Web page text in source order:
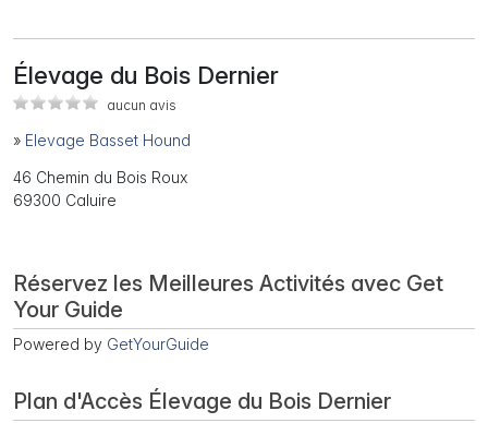
Élevage du Bois Dernier
aucun avis
» Elevage Basset Hound
46 Chemin du Bois Roux
69300 Caluire
Réservez les Meilleures Activités avec Get
Your Guide
Powered by GetYourGuide
Plan d'Accès Élevage du Bois Dernier